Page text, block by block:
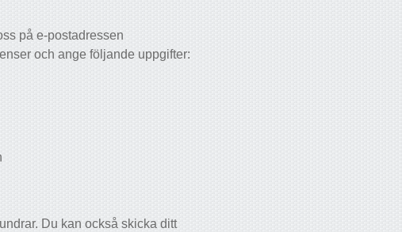
på e-postadressen
och ange följande uppgifter:
Du kan också skicka ditt